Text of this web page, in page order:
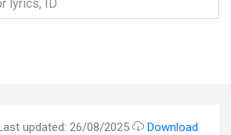
updated: 26/08/2025
Download